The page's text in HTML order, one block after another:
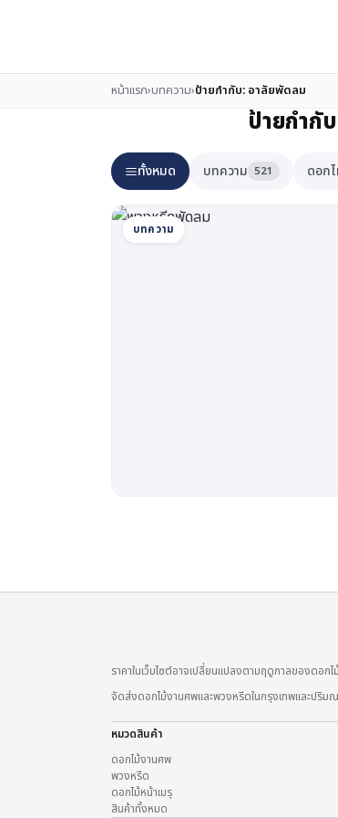
หน้าแรก›บทความ›ป้ายกำกับ: อาลัยพัดลม
ป้ายกำกั
ทั้งหมด บทความ 521 ดอก
บทความ
ราคาในเว็บไซต์อาจเปลี่ยนแปลงตามฤดูกาลของดอ
จัดส่งดอกไม้งานศพและพวงหรีดในกรุงเทพและปริ
หมวดสินค้า
ดอกไม้งานศพ
พวงหรีด
ดอกไม้หน้าเมรุ
สินค้าทั้งหมด